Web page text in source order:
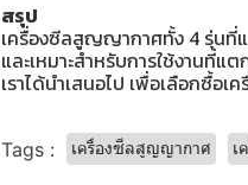
สรุป
เครื่องซีลสูญญากาศทั้ง 4 รุ่นที่แ
และเหมาะสำหรับการใช้งาน
เราได้นำเสนอไป เพื่อเลือกซื้อ
Tags : เครื่องซีลสูญญากาศ เ